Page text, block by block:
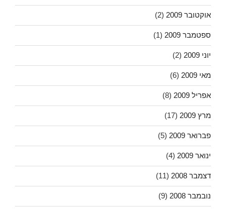
אוקטובר 2009 (2)
ספטמבר 2009 (1)
יוני 2009 (2)
מאי 2009 (6)
אפריל 2009 (8)
מרץ 2009 (17)
פברואר 2009 (5)
ינואר 2009 (4)
דצמבר 2008 (11)
נובמבר 2008 (9)